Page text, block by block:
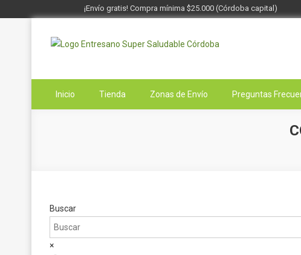
¡Envío gratis! Compra mínima $25.000 (Córdoba capital)
Inicio Tienda Zonas de Envío Preguntas
Buscar
×